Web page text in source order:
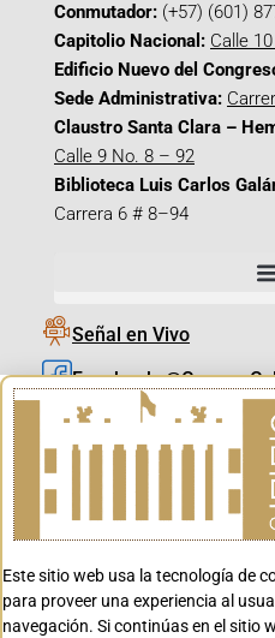
Conmutador: (+57) (601)
Capitolio Nacional: Calle
Edificio Nuevo del
Sede Administrativa:
Claustro Santa Clara –
Calle 9 No. 8 – 92
Biblioteca Luis Carlos
Carrera 6 # 8–94
Señal en Vivo
X_@CamaraColombia
Este sitio web usa la tecnología de
para proveer una experiencia al
navegación. Si continúas en el sitio